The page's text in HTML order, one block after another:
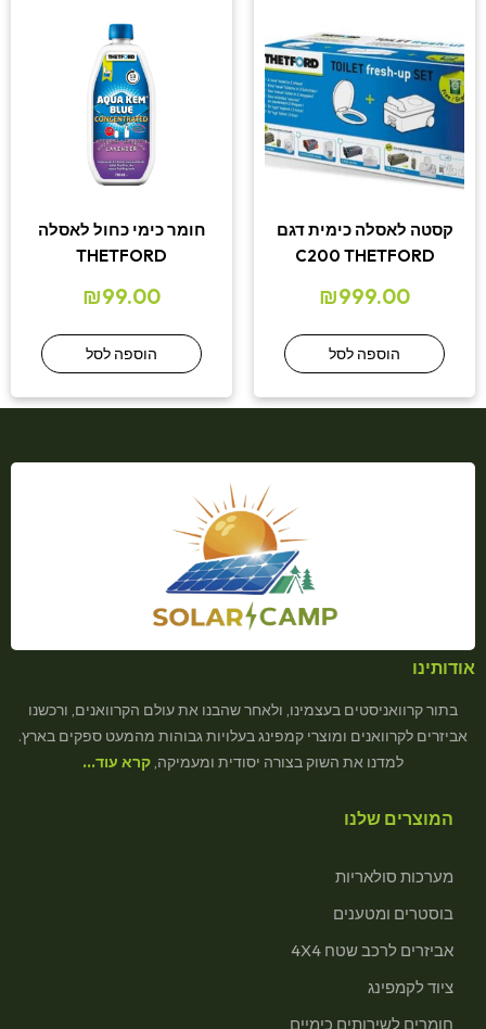
קסטה לאסלה כימית דגם
C200 THETFORD
₪999.00
הוספה לסל
חומר כימי כחול לאסלה
THETFORD
₪99.00
הוספה לסל
אודותינו
בתור קרוואניסטים בעצמינו, ולאחר שהבנו את עולם הקרוואנים, ורכשנו
אביזרים לקרוואנים ומוצרי קמפינג בעלויות גבוהות מהמעט ספקים בארץ.
למדנו את השוק בצורה יסודית ומעמיקה, קרא עוד…
המוצרים שלנו
מערכות סולאריות
בוסטרים ומטענים
אביזרים לרכב שטח 4X4
ציוד לקמפינג
חומרים לשירותים כימיים